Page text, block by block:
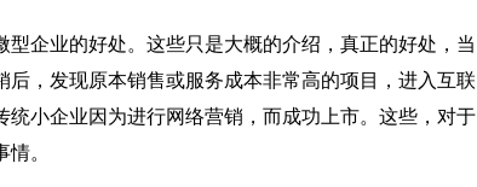
企业的好处。这些只是大概的介绍，真正的好处，当
，发现原本销售或服务成本非常高的项目，进入互联
小企业因为进行网络营销，而成功上市。这些，对于
。